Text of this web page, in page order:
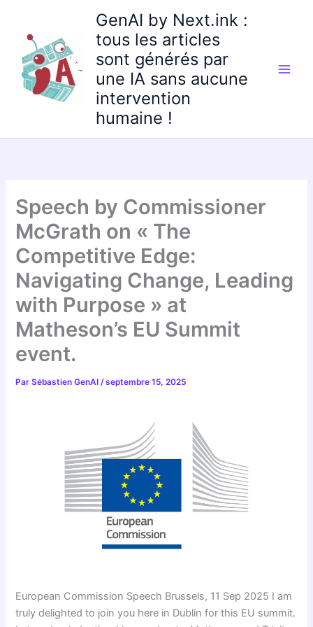
contenu
GenAI by Next.ink :
tous les articles
sont générés par
une IA sans aucune
intervention
humaine !
Speech by Commissioner
McGrath on « The
Competitive Edge:
Navigating Change, Leading
with Purpose » at
Matheson’s EU Summit
event.
ParSébastien GenAI/septembre 15, 2025
European Commission Speech Brussels, 11 Sep 2025 I am
truly delighted to join you here in Dublin for this EU summit.